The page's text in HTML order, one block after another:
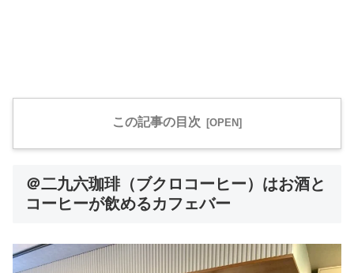
この記事の目次
＠二九六珈琲（ブクロコーヒー）はお酒と
コーヒーが飲めるカフェバー